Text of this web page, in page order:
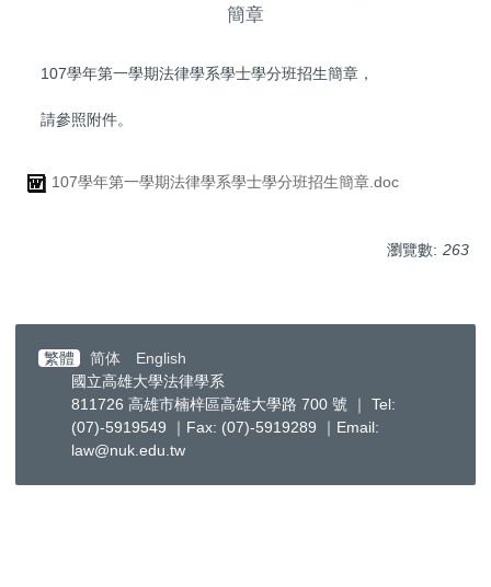
簡章
107學年第一學期法律學系學士學分班招生簡章，
請參照附件。
107學年第一學期法律學系學士學分班招生簡章.doc
瀏覽數: 263
繁體 简体
English
國立高雄大學法律學系
811726 高雄市楠梓區高雄大學路 700 號 ｜ Tel:
(07)-5919549 ｜Fax: (07)-5919289 ｜Email:
law@nuk.edu.tw